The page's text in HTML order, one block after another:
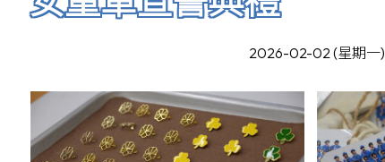
2026-02-02 (星期一)